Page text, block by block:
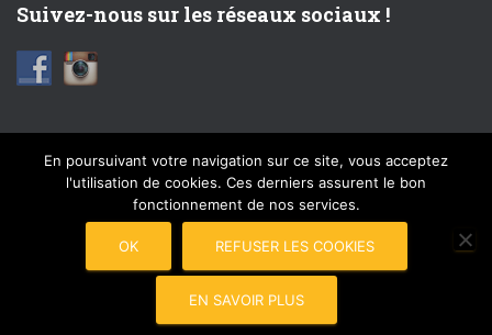
Suivez-nous sur les réseaux sociaux !
FACEBOOK INSTAGRAM MENTIONS LÉGALES
En poursuivant votre navigation sur ce site, vous acceptez
l'utilisation de cookies. Ces derniers assurent le bon
fonctionnement de nos services.
OK REFUSER LES COOKIES
EN SAVOIR PLUS